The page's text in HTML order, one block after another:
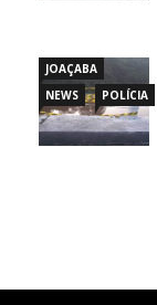
JOAÇABA
NEWS
POLÍCIA